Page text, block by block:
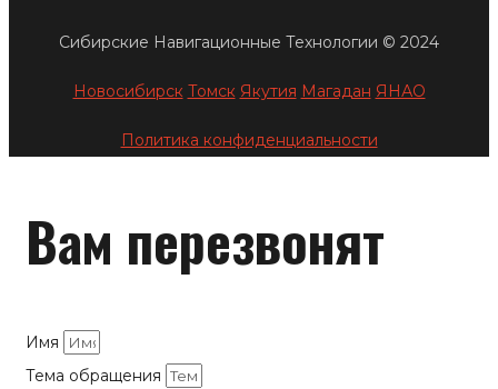
Сибирские Навигационные Технологии © 2024
Новосибирск Томск Якутия Магадан ЯНАО
Политика конфиденциальности
Вам перезвонят
Имя
Тема обращения